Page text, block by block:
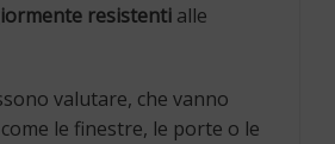
resistenti alle
valutare, che vanno
le finestre, le porte o le